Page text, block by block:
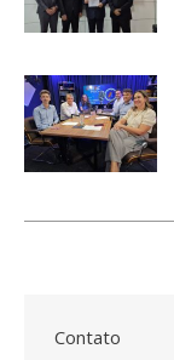
Contato